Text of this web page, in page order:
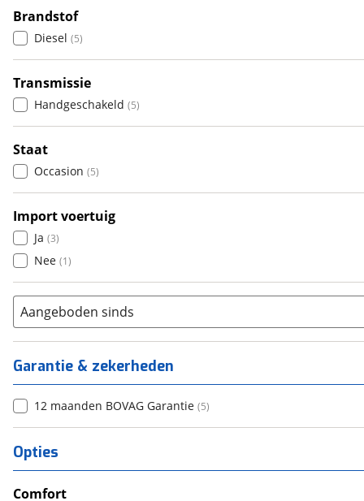
4 (0)
5 (0)
6+ (0)
Brandstof
Diesel (5)
Transmissie
Handgeschakeld (5)
Staat
Occasion (5)
Import voertuig
Ja (3)
Nee (1)
Aangeboden sinds
Garantie & zekerheden
12 maanden BOVAG Garantie (5)
Opties
Comfort